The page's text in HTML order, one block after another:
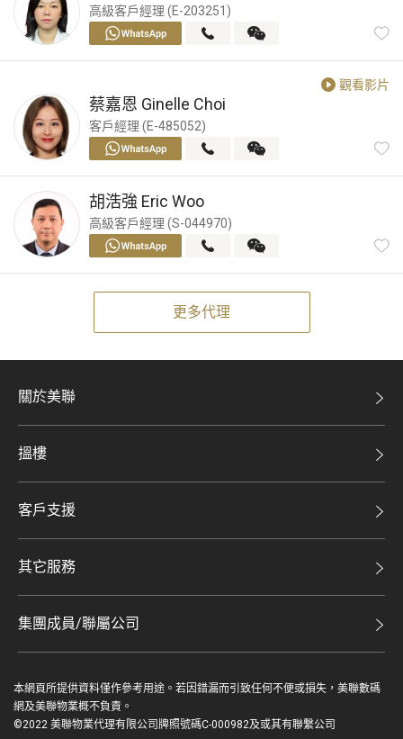
高級客戶經理 (E-203251)
觀看影片
蔡嘉恩 Ginelle Choi
客戶經理 (E-485052)
胡浩強 Eric Woo
高級客戶經理 (S-044970)
更多代理
關於美聯
美聯集團
集團動態
人才招募
網站地圖
搵樓
二手盤
買賣流程
客戶支援
自助放盤
豪宅分行
查詢熱線
聯絡我們
繳款方式
其它服務
豪宅資訊
美善會
集團成員/聯屬公司
鋑聯控股*
美聯工商舖*
本網頁所提供資料僅作參考用途。若因錯漏而引致任何不便或損失，美聯數碼
網及美聯物業概不負責。
©2022 美聯物業代理有限公司牌照號碼C-000982及或其有聯繫公司